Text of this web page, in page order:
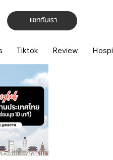
แชทกับเรา
Tiktok Review